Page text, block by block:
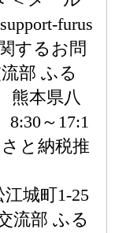
furus
するお問
部 ふる
熊本県八
～17:1
と納税推
城町1-25
流部 ふる